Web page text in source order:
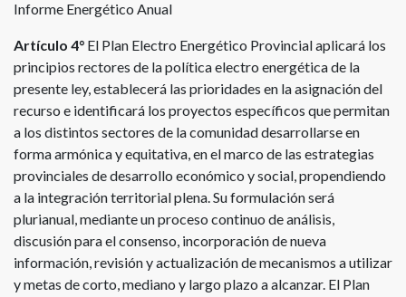
Informe Energético Anual
Artículo 4° El Plan Electro Energético Provincial aplicará los
principios rectores de la política electro energética de la
presente ley, establecerá las prioridades en la asignación del
recurso e identificará los proyectos específicos que permitan
a los distintos sectores de la comunidad desarrollarse en
forma armónica y equitativa, en el marco de las estrategias
provinciales de desarrollo económico y social, propendiendo
a la integración territorial plena. Su formulación será
plurianual, mediante un proceso continuo de análisis,
discusión para el consenso, incorporación de nueva
información, revisión y actualización de mecanismos a utilizar
y metas de corto, mediano y largo plazo a alcanzar. El Plan